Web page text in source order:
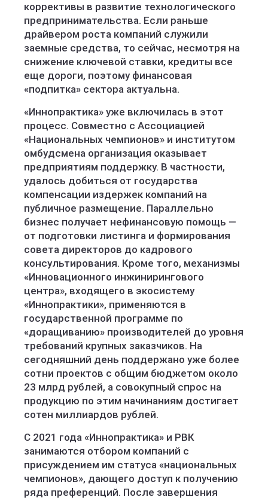
коррективы в развитие технологического
предпринимательства. Если раньше
драйвером роста компаний служили
заемные средства, то сейчас, несмотря на
снижение ключевой ставки, кредиты все
еще дороги, поэтому финансовая
«подпитка» сектора актуальна.
«Иннопрактика» уже включилась в этот
процесс. Совместно с Ассоциацией
«Национальных чемпионов» и институтом
омбудсмена организация оказывает
предприятиям поддержку. В частности,
удалось добиться от государства
компенсации издержек компаний на
публичное размещение. Параллельно
бизнес получает нефинансовую помощь —
от подготовки листинга и формирования
совета директоров до кадрового
консультирования. Кроме того, механизмы
«Инновационного инжинирингового
центра», входящего в экосистему
«Иннопрактики», применяются в
государственной программе по
«доращиванию» производителей до уровня
требований крупных заказчиков. На
сегодняшний день поддержано уже более
сотни проектов с общим бюджетом около
23 млрд рублей, а совокупный спрос на
продукцию по этим начинаниям достигает
сотен миллиардов рублей.
С 2021 года «Иннопрактика» и РВК
занимаются отбором компаний с
присуждением им статуса «национальных
чемпионов», дающего доступ к получению
ряда преференций. После завершения